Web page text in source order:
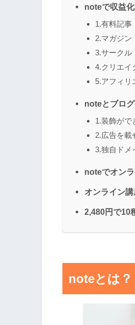
noteで収益
1.有料記事
2.マガジン
3.サークル
4.クリエイ
5.アフィリ
noteとブログ
1.装飾がで
2.広告を載
3.独自ドメ
noteでオン
オンライン
2,480円で10
noteとは？